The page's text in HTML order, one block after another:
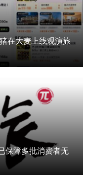
在大麦上线观演旅
保障多批消费者无